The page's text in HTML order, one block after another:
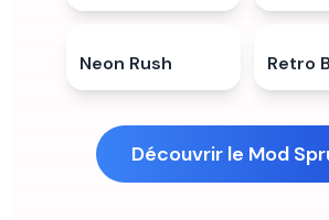
5.0
Neon Rush Retro
Découvrir le Mod